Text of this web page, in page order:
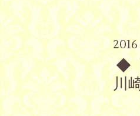
2016
◆
川